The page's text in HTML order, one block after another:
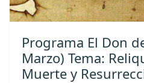
Programa El Don
Marzo) Tema:
Muerte y